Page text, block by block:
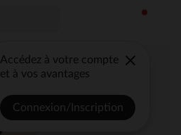
Accédez à votre compte
et à vos avantages
Connexion/Inscription